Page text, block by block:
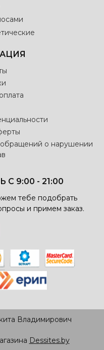
о нарушении
9:00 - 21:00
тебе подобрать
и примем заказ.
Владимирович
Dessites.by